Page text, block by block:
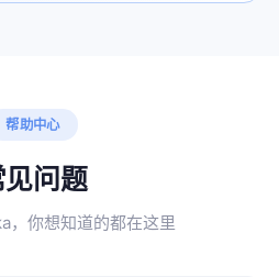
帮助中心
见问题
，你想知道的都在这里